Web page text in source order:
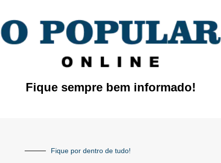
Fique sempre bem informado!
Fique por dentro de tudo!